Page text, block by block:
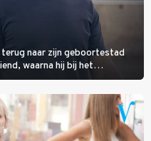
terug naar zijn geboortestad
waarna hij bij het
begint te vermoeden